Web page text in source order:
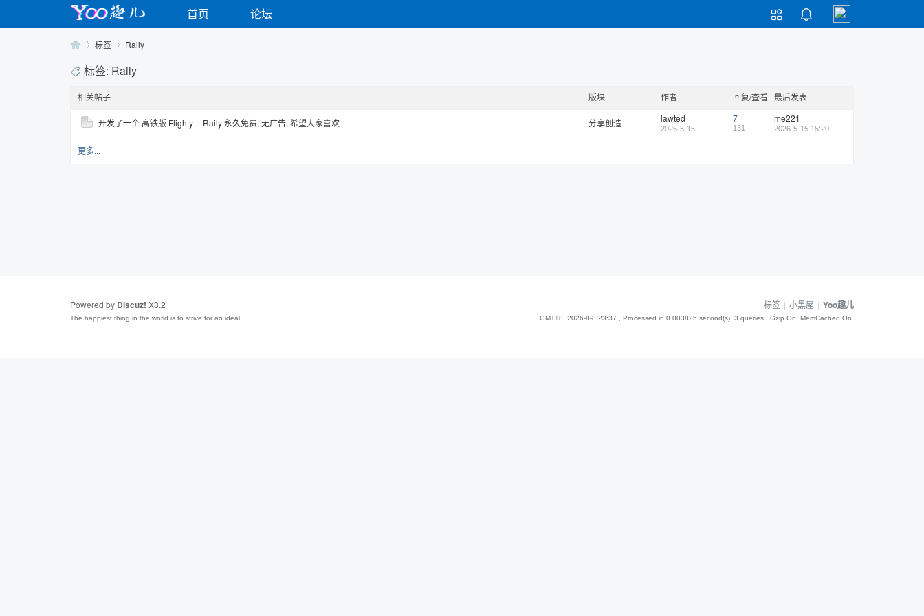


首页 论坛
Yo›
标签 Raily
标签: Raily
相关帖子 版块 作者 回复/查看 最后发表
开发了一个 高铁版 Flighty -- Raily 永久免费, 无广告, 希望大家喜欢 分享创造 lawted
2026-5-15
7
131
me221
2026-5-15 15:20
更多...
标签 | 小黑屋 | Yoo趣儿
GMT+8, 2026-8-8 23:37 , Processed in 0.003825 second(s), 3 queries , Gzip On, MemCached On.
Powered by Discuz! X3.2
The happiest thing in the world is to strive for an ideal.